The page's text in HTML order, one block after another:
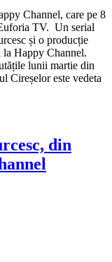
Channel, care pe 8
TV. Un serial
și o producție
la Happy Channel.
lunii martie din
Cireșelor este vedeta
din